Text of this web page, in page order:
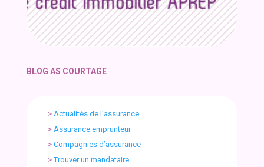
BLOG AS COURTAGE
> Actualités de l’assurance
> Assurance emprunteur
> Compagnies d’assurance
>Trouver un mandataire